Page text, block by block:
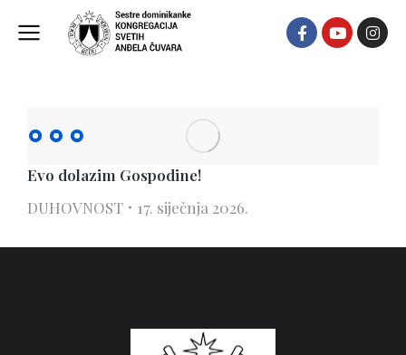
17 siječnja, 2026
Evo dolazim Gospodine!
DUHOVNOST
17. siječnja 2026.